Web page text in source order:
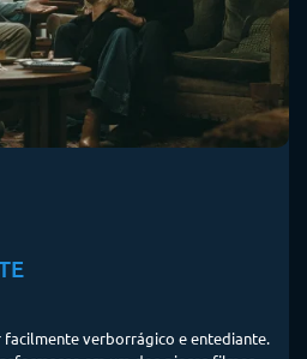
verborrágico e entediante.